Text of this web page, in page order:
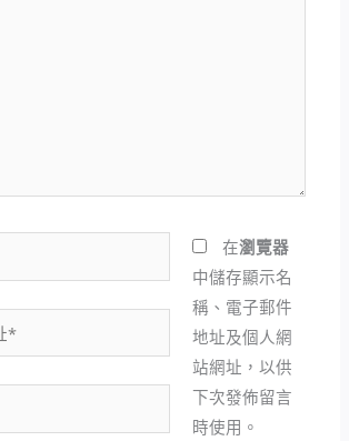
在瀏覽器
中儲存顯示名
稱、電子郵件
地址及個人網
站網址，以供
下次發佈留言
時使用。